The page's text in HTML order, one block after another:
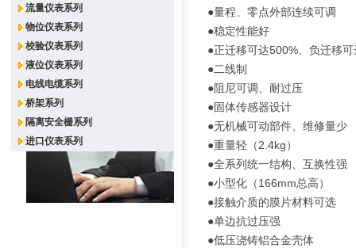
流量仪表系列
物位仪表系列
校验仪表系列
液位仪表系列
电线电缆系列
桥架系列
隔离安全栅系列
进口仪表系列
●量程、零点外部连续可调
●稳定性能好
●正迁移可达500%、负迁移
●二线制
●阻尼可调、耐过压
●固体传感器设计
●无机械可动部件、维修量少
●重量轻（2.4kg）
●全系列统一结构、互换性强
●小型化（166mm总高）
●接触介质的膜片材料可选
●单边抗过压强
●低压浇铸铝合金壳体